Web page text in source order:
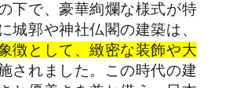
下で、豪華絢爛な様式が特
城郭や神社仏閣の建築は、
徴として、緻密な装飾や大
されました。この時代の建